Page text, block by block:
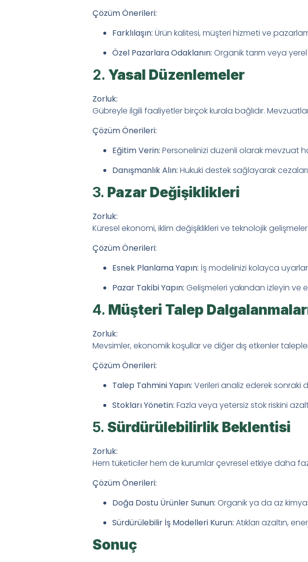
Çözüm Önerileri:
Farklılaşın: Ürün kalitesi, müşteri hizmeti ve
Özel Pazarlara Odaklanın: Organik tarım veya
2. Yasal Düzenlemeler
Zorluk:
Gübreyle ilgili faaliyetler birçok kurala bağlıdır.
Çözüm Önerileri:
Eğitim Verin: Personelinizi düzenli olarak mevzuat
Danışmanlık Alın: Hukuki destek sağlayarak
3. Pazar Değişiklikleri
Zorluk:
Küresel ekonomi, iklim değişiklikleri ve teknolojik gelişmeler
Çözüm Önerileri:
Esnek Planlama Yapın: İş modelinizi kolayca
Pazar Takibi Yapın: Gelişmeleri yakından izleyin ve
4. Müşteri Talep
Zorluk:
Mevsimler, ekonomik koşullar ve diğer dış etkenler
Çözüm Önerileri:
Talep Tahmini Yapın: Verileri analiz ederek sonraki
Stokları Yönetin: Fazla veya yetersiz stok riskini
5. Sürdürülebilirlik Beklentisi
Zorluk:
Hem tüketiciler hem de kurumlar çevresel etkiye daha
Çözüm Önerileri:
Doğa Dostu Ürünler Sunun: Organik ya da az
Sürdürülebilir İş Modelleri Kurun: Atıkları azaltın,
Sonuç